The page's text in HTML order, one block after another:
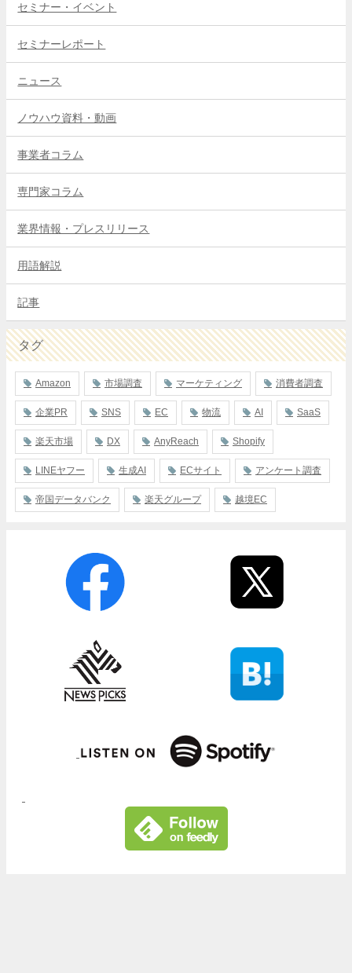
セミナー・イベント
セミナーレポート
ニュース
ノウハウ資料・動画
事業者コラム
専門家コラム
業界情報・プレスリリース
用語解説
記事
タグ
Amazon 市場調査 マーケティング 消費者調査
企業PR SNS EC 物流 AI SaaS
楽天市場 DX AnyReach Shopify
LINEヤフー 生成AI ECサイト アンケート調査
帝国データバンク 楽天グループ 越境EC